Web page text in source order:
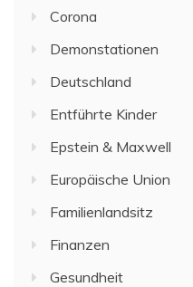
Corona
Demonstationen
Deutschland
Entführte Kinder
Epstein & Maxwell
Europäische Union
Familienlandsitz
Finanzen
Gesundheit